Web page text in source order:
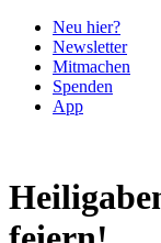
Neu hier?
Newsletter
Mitmachen
Spenden
App